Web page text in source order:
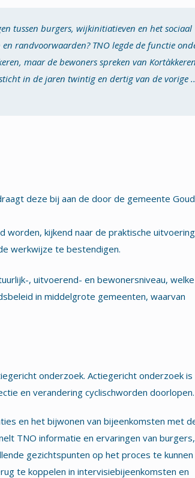
tussen burgers, wijkinitiatieven en het sociaal
randvoorwaarden? TNO legde de functie
maar de bewoners spreken van
in de jaren twintig en dertig van de vorige
deze bij aan de door de gemeente
worden, kijkend naar de praktische
werkwijze te bestendigen.
, uitvoerend- en bewonersniveau,
in middelgrote gemeenten, waarvan
onderzoek. Actiegericht onderzoek is
en verandering cyclischworden doorlopen.
en het bijwonen van bijeenkomsten met
TNO informatie en ervaringen van burgers,
gezichtspunten op het proces te kunnen
te koppelen in intervisiebijeenkomsten en